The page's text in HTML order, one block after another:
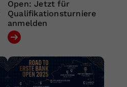
Open: Jetzt für
Qualifikationsturniere
anmelden